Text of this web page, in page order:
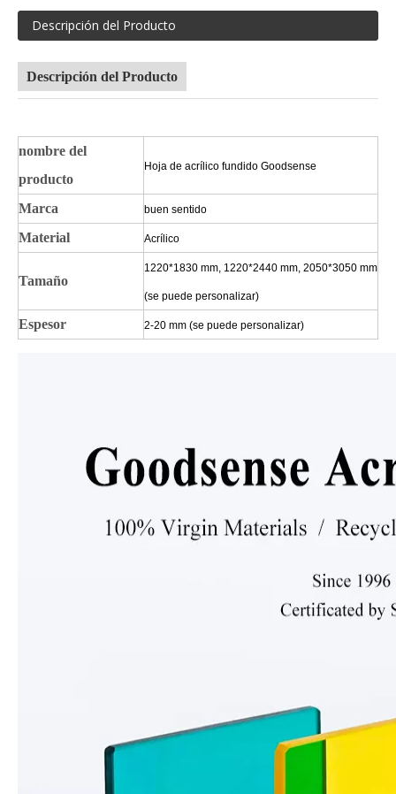
Descripción del Producto
Descripción del Producto
nombre del
producto
Hoja de acrílico fundido Goodsense
Marca buen sentido
Material Acrílico
Tamaño
1220*1830 mm, 1220*2440 mm, 2050*3050 mm
(se puede personalizar)
Espesor 2-20 mm (se puede personalizar)